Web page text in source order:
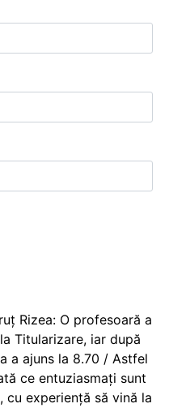
Rizea: O profesoară a
Titularizare, iar după
a ajuns la 8.70 / Astfel
ce entuziasmați sunt
cu experiență să vină la